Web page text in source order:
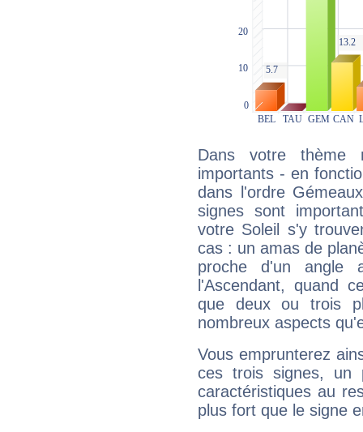
Dans votre thème
importants - en
dans l'ordre
signes sont
votre Soleil s'y
cas : un amas de
proche d'un
l'Ascendant, quand
que deux ou trois
nombreux aspects
Vous emprunterez
ces trois signes, un
caractéristiques au
plus fort que le signe